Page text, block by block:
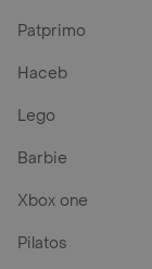
Patprimo
Haceb
Lego
Barbie
Xbox one
Pilatos